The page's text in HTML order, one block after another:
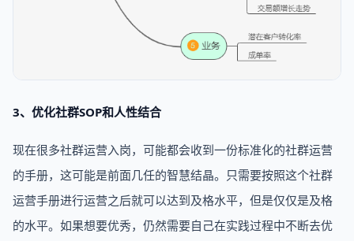
3、优化社群SOP和人性结合
现在很多社群运营入岗，可能都会收到一份标准化的社群运营
的手册，这可能是前面几任的智慧结晶。只需要按照这个社群
运营手册进行运营之后就可以达到及格水平，但是仅仅是及格
的水平。如果想要优秀，仍然需要自己在实践过程中不断去优